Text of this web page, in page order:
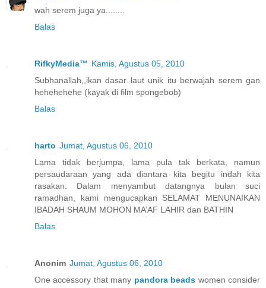
wah serem juga ya........
Balas
RifkyMedia™ Kamis, Agustus 05, 2010
Subhanallah,,ikan dasar laut unik itu berwajah serem gan
hehehehehe (kayak di film spongebob)
Balas
harto Jumat, Agustus 06, 2010
Lama tidak berjumpa, lama pula tak berkata, namun
persaudaraan yang ada diantara kita begitu indah kita
rasakan. Dalam menyambut datangnya bulan suci
ramadhan, kami mengucapkan SELAMAT MENUNAIKAN
IBADAH SHAUM MOHON MA’AF LAHIR dan BATHIN
Balas
Anonim Jumat, Agustus 06, 2010
One accessory that many pandora beads women consider